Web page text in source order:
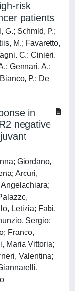
risk
patients
G.; Schmid, P.;
M.; Favaretto,
C.; Cinieri,
Gennari, A.;
P.; De
in
negative
Giordano,
Arcuri,
Letizia; Fabi,
Sergio;
Franco,
Maria Vittoria;
Valentina;